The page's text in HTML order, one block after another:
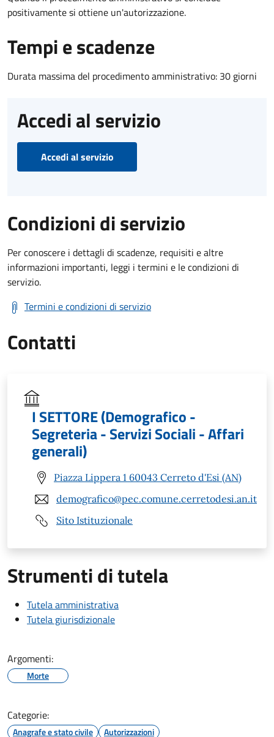
positivamente si ottiene un'autorizzazione.
Tempi e scadenze
Durata massima del procedimento amministrativo: 30 giorni
Accedi al servizio
Accedi al servizio
Condizioni di servizio
Per conoscere i dettagli di scadenze, requisiti e altre
informazioni importanti, leggi i termini e le condizioni di
servizio.
Termini e condizioni di servizio
Contatti
I SETTORE (Demografico -
Segreteria - Servizi Sociali - Affari
generali)
Piazza Lippera 1 60043 Cerreto d'Esi (AN)
demografico@pec.comune.cerretodesi.an.it
Sito Istituzionale
Strumenti di tutela
Tutela amministrativa
Tutela giurisdizionale
Argomenti:
Morte
Categorie:
Anagrafe e stato civile Autorizzazioni